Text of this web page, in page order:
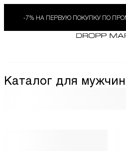
-7% НА ПЕРВУЮ ПОКУПКУ ПО
Каталог для мужчин